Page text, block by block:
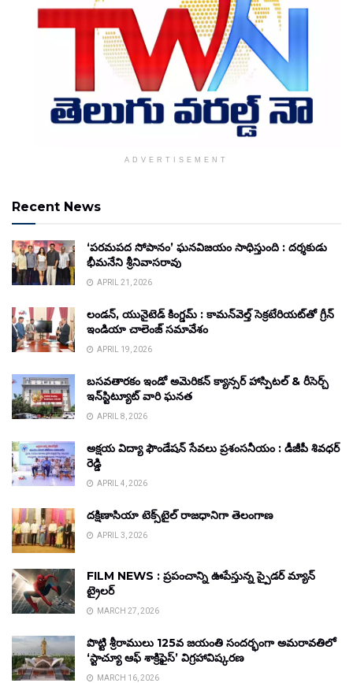
ADVERTISEMENT
Recent News
‘పరమపద సోపానం’ ఘనవిజయం సాధిస్తుంది : దర్శకుడు
భీమనేని శ్రీనివాసరావు
APRIL 21, 2026
లండన్, యునైటెడ్ కింగ్డమ్ : కామన్‌వెల్త్ సెక్రటేరియట్‌తో గ్రీన్
ఇండియా చాలెంజ్ సమావేశం
APRIL 19, 2026
బసవతారకం ఇండో అమెరికన్ క్యాన్సర్ హాస్పిటల్ & రీసెర్చ్
ఇన్‌స్టిట్యూట్ వారి ఘనత
APRIL 8, 2026
అక్షయ విద్యా ఫౌండేషన్ సేవలు ప్రశంసనీయం : డీజీపీ శివధర్
రెడ్డి
APRIL 4, 2026
దక్షిణాసియా టెక్స్‌టైల్ రాజధానిగా తెలంగాణ
APRIL 3, 2026
FILM NEWS : ప్రపంచాన్ని ఊపేస్తున్న స్పైడర్ మ్యాన్
ట్రైలర్
MARCH 27, 2026
పొట్టి శ్రీరాములు 125వ జయంతి సందర్భంగా అమరావతిలో
‘స్టాచ్యూ ఆఫ్ శాక్రిఫైస్’ విగ్రహావిష్కరణ
MARCH 16, 2026